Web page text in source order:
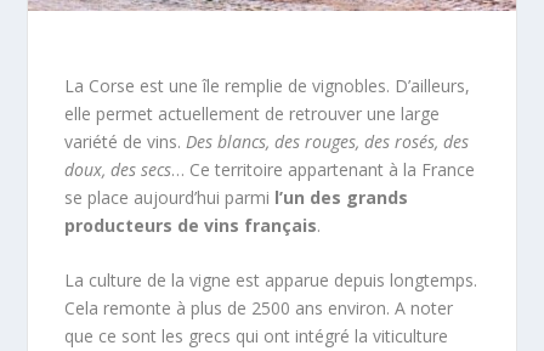
La Corse est une île remplie de vignobles. D’ailleurs,
elle permet actuellement de retrouver une large
variété de vins. Des blancs, des rouges, des rosés, des
doux, des secs… Ce territoire appartenant à la France
se place aujourd’hui parmi l’un des grands
producteurs de vins français.
La culture de la vigne est apparue depuis longtemps.
Cela remonte à plus de 2500 ans environ. A noter
que ce sont les grecs qui ont intégré la viticulture